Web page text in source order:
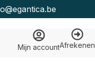
Mijn accountAfrekenen